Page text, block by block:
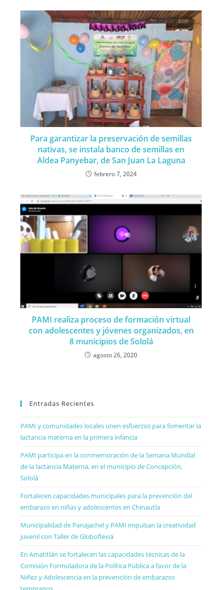
Para garantizar la preservación de semillas
nativas, se instala banco de semillas en
Aldea Panyebar, de San Juan La Laguna
febrero 7, 2024
PAMI realiza proceso de formación virtual
con adolescentes y jóvenes organizados, en
8 municipios de Sololá
agosto 26, 2020
Entradas Recientes
PAMI y comunidades locales unen esfuerzos para fomentar la
lactancia materna en la primera infancia
PAMI participa en la conmemoración de la Semana Mundial
de la lactancia Materna, en el municipio de Concepción,
Sololá
Fortalecen capacidades municipales para la prevención del
embarazo en niñas y adolescentes en Chinautla
Municipalidad de Panajachel y PAMI impulsan la creatividad
juvenil con Taller de Globoflexia
En Amatitlán se fortalecen las capacidades técnicas de la
Comisión Formuladora de la Política Pública a favor de la
Niñez y Adolescencia en la prevención de embarazos